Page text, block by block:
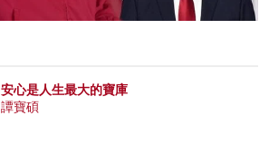
安心是人生最大的寶庫
譚寶碩